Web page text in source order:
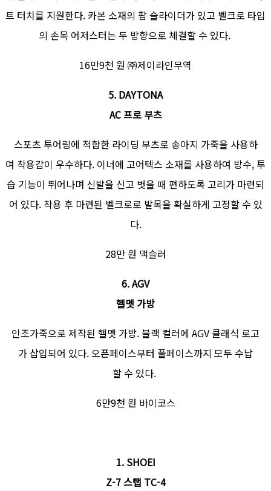
트 터치를 지원한다. 카본 소재의 팜 슬라이더가 있고 벨크로 타입
의 손목 어저스터는 두 방향으로 체결할 수 있다.
16만9천 원 ㈜제이라인무역
5. DAYTONA
AC 프로 부츠
스포츠 투어링에 적합한 라이딩 부츠로 송아지 가죽을 사용하
여 착용감이 우수하다. 이너에 고어텍스 소재를 사용하여 방수, 투
습 기능이 뛰어나며 신발을 신고 벗을 때 편하도록 고리가 마련되
어 있다. 착용 후 마련된 벨크로로 발목을 확실하게 고정할 수 있
다.
28만 원 맥슬러
6. AGV
헬멧 가방
인조가죽으로 제작된 헬멧 가방. 블랙 컬러에 AGV 클래식 로고
가 삽입되어 있다. 오픈페이스부터 풀페이스까지 모두 수납
할 수 있다.
6만9천 원 바이코스
1. SHOEI
Z-7 스탭 TC-4